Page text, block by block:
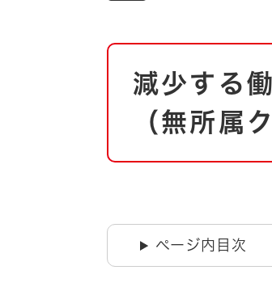
ごみ・衛生・動物 救
防災・防犯 上
自然・環境・公園 住宅
引っ越し
道路・河川・交通
本
減少する
（無所
ページ内目次